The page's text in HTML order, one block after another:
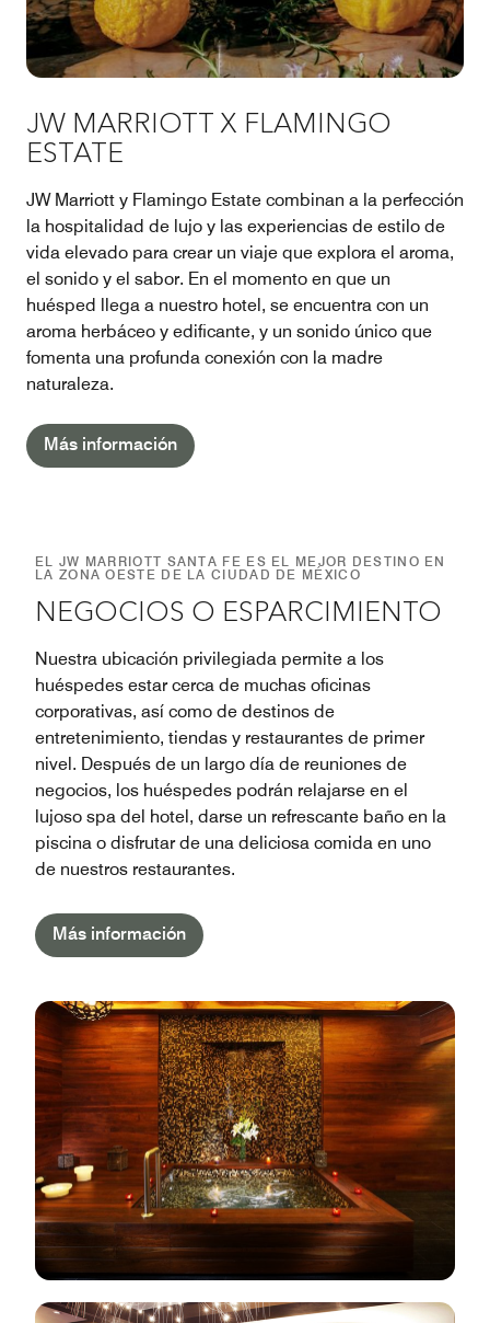
JW MARRIOTT X FLAMINGO
ESTATE
JW Marriott y Flamingo Estate combinan a la perfección
la hospitalidad de lujo y las experiencias de estilo de
vida elevado para crear un viaje que explora el aroma,
el sonido y el sabor. En el momento en que un
huésped llega a nuestro hotel, se encuentra con un
aroma herbáceo y edificante, y un sonido único que
fomenta una profunda conexión con la madre
naturaleza.
Más información
EL JW MARRIOTT SANTA FE ES EL MEJOR DESTINO EN
LA ZONA OESTE DE LA CIUDAD DE MÉXICO
NEGOCIOS O ESPARCIMIENTO
Nuestra ubicación privilegiada permite a los
huéspedes estar cerca de muchas oficinas
corporativas, así como de destinos de
entretenimiento, tiendas y restaurantes de primer
nivel. Después de un largo día de reuniones de
negocios, los huéspedes podrán relajarse en el
lujoso spa del hotel, darse un refrescante baño en la
piscina o disfrutar de una deliciosa comida en uno
de nuestros restaurantes.
Más información